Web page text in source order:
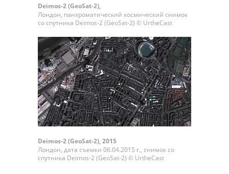
Deimos-2 (GeoSat-2),
Лондон, панхроматический космический снимок
со спутника Deimos-2 (GeoSat-2) © UrtheCast
Deimos-2 (GeoSat-2), 2015
Лондон, дата съемки 06.04.2015 г., снимок со
спутника Deimos-2 (GeoSat-2) © UrtheCast